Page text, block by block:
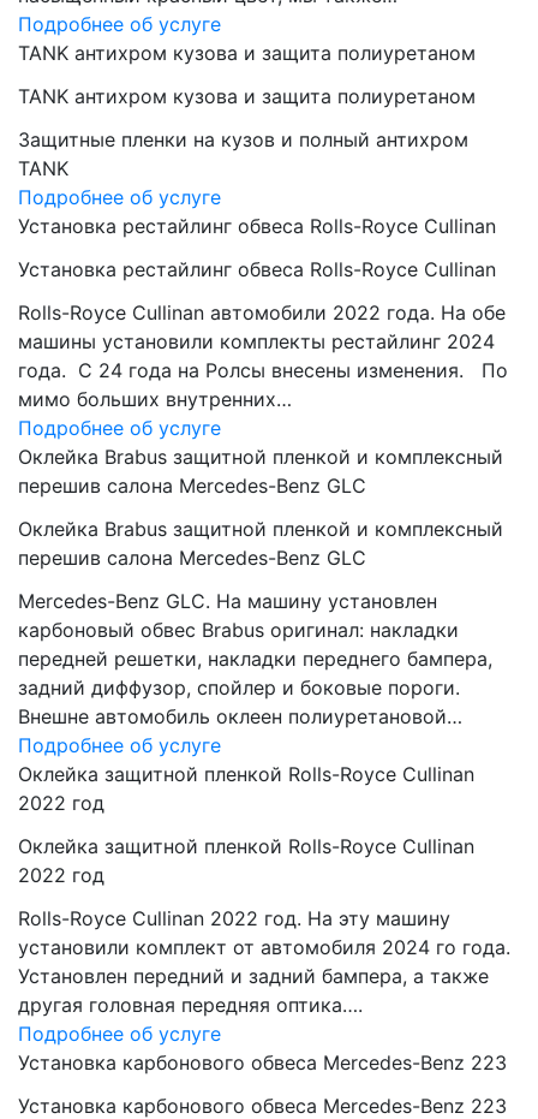
Подробнее об услуге
TANK антихром кузова и защита полиуретаном
TANK антихром кузова и защита полиуретаном
Защитные пленки на кузов и полный антихром
TANK
Подробнее об услуге
Установка рестайлинг обвеса Rolls-Royce Cullinan
Установка рестайлинг обвеса Rolls-Royce Cullinan
Rolls-Royce Cullinan автомобили 2022 года. На обе
машины установили комплекты рестайлинг 2024
года. C 24 года на Ролсы внесены изменения. По
мимо больших внутренних…
Подробнее об услуге
Оклейка Brabus защитной пленкой и комплексный
перешив салона Mercedes-Benz GLC
Оклейка Brabus защитной пленкой и комплексный
перешив салона Mercedes-Benz GLC
Mercedes-Benz GLC. На машину установлен
карбоновый обвес Brabus оригинал: накладки
передней решетки, накладки переднего бампера,
задний диффузор, спойлер и боковые пороги.
Внешне автомобиль оклеен полиуретановой…
Подробнее об услуге
Оклейка защитной пленкой Rolls-Royce Cullinan
2022 год
Оклейка защитной пленкой Rolls-Royce Cullinan
2022 год
Rolls-Royce Cullinan 2022 год. На эту машину
установили комплект от автомобиля 2024 го года.
Установлен передний и задний бампера, а также
другая головная передняя оптика….
Подробнее об услуге
Установка карбонового обвеса Mercedes-Benz 223
Установка карбонового обвеса Mercedes-Benz 223